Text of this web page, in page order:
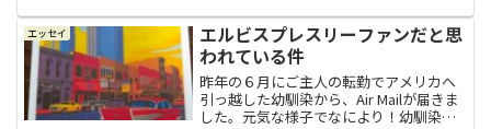
い人間関係を作らなくてもいいなと思う
ようになりました。そのお...
エッセイ
エルビスプレスリーファンだと思
われている件
昨年の６月にご主人の転勤でアメリカへ
引っ越した幼馴染から、Air Mailが届きま
した。元気な様子でなにより！幼馴染が